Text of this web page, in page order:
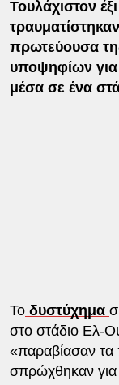
Τουλάχιστον
πρωτεύουσα
υποψηφίων
μέσα σε ένα
Τοδυστύχημα
στο στάδιο Ελ-
«παραβίασαν τα
σπρώχθηκαν για